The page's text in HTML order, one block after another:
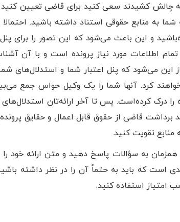
چالش کشیدند سعی کنید برای قاضی تعیین
شما به منابع حقوقی استناد داشته باشید.
و این باعث می‌شود که این تصور را برای
اطلاعات مورد نیاز پرونده است و با آن
این می‌شود که پنل اعتبار شما و استدلال‌های
کرد. آنها شما را یک وکیل حواس جمع
درک کرده‌است. پس تا آخر ارائه‌تان استدلال‌های
برداشت قاضی از حقوق قابل اعمال و حقایق
منابع تقویت کنید.
همزمان به سؤالات پاسخ دهید و متن ارائه خود
است که باید به حتماً آن را در نظر داشته
امتیاز استفاده کنید.